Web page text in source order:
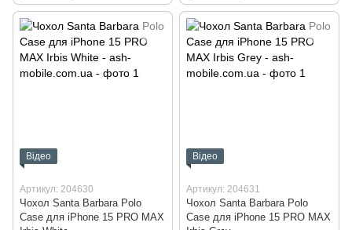
Відео
Артикул: 204630
Чохол Santa Barbara Polo
Case для iPhone 15 PRO MAX
Відео
Артикул: 204631
Чохол Santa Barbara Polo
Case для iPhone 15 PRO MAX